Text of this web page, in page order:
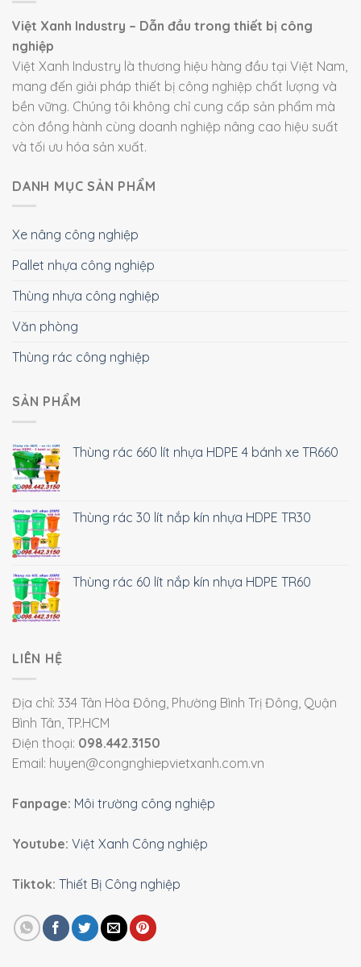
Việt Xanh Industry – Dẫn đầu trong thiết bị công
nghiệp
Việt Xanh Industry là thương hiệu hàng đầu tại Việt Nam,
mang đến giải pháp thiết bị công nghiệp chất lượng và
bền vững. Chúng tôi không chỉ cung cấp sản phẩm mà
còn đồng hành cùng doanh nghiệp nâng cao hiệu suất
và tối ưu hóa sản xuất.
DANH MỤC SẢN PHẨM
Xe nâng công nghiệp
Pallet nhựa công nghiệp
Thùng nhựa công nghiệp
Văn phòng
Thùng rác công nghiệp
SẢN PHẨM
Thùng rác 660 lít nhựa HDPE 4 bánh xe TR660
Thùng rác 30 lít nắp kín nhựa HDPE TR30
Thùng rác 60 lít nắp kín nhựa HDPE TR60
LIÊN HỆ
Địa chỉ: 334 Tân Hòa Đông, Phường Bình Trị Đông, Quận
Bình Tân, TP.HCM
Điện thoại: 098.442.3150
Email: huyen@congnghiepvietxanh.com.vn
Fanpage: Môi trường công nghiệp
Youtube: Việt Xanh Công nghiệp
Tiktok: Thiết Bị Công nghiệp